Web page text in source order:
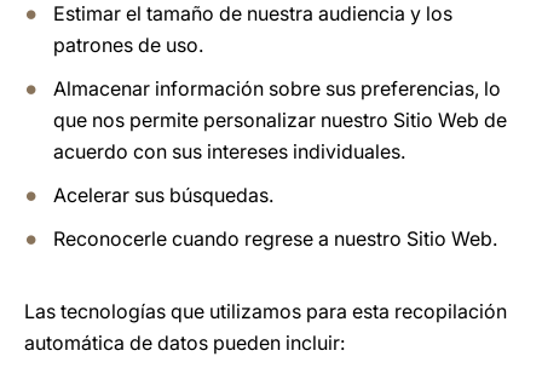
Estimar el tamaño de nuestra audiencia y los
patrones de uso.
Almacenar información sobre sus preferencias, lo
que nos permite personalizar nuestro Sitio Web de
acuerdo con sus intereses individuales.
Acelerar sus búsquedas.
Reconocerle cuando regrese a nuestro Sitio Web.
Las tecnologías que utilizamos para esta recopilación
automática de datos pueden incluir: